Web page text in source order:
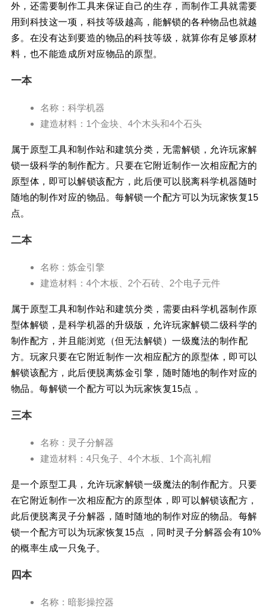
外，还需要制作工具来保证自己的生存，而制作工具就需要
用到科技这一项，科技等级越高，能解锁的各种物品也就越
多。在没有达到要造的物品的科技等级，就算你有足够原材
料，也不能造成所对应物品的原型。
一本
名称：科学机器
建造材料：1个金块、4个木头和4个石头
属于原型工具和制作站和建筑分类，无需解锁，允许玩家解
锁一级科学的制作配方。只要在它附近制作一次相应配方的
原型体，即可以解锁该配方，此后便可以脱离科学机器随时
随地的制作对应的物品。每解锁一个配方可以为玩家恢复15
点。
二本
名称：炼金引擎
建造材料：4个木板、2个石砖、2个电子元件
属于原型工具和制作站和建筑分类，需要由科学机器制作原
型体解锁，是科学机器的升级版，允许玩家解锁二级科学的
制作配方，并且能浏览（但无法解锁）一级魔法的制作配
方。玩家只要在它附近制作一次相应配方的原型体，即可以
解锁该配方，此后便脱离炼金引擎，随时随地的制作对应的
物品。每解锁一个配方可以为玩家恢复15点 。
三本
名称：灵子分解器
建造材料：4只兔子、4个木板、1个高礼帽
是一个原型工具，允许玩家解锁一级魔法的制作配方。只要
在它附近制作一次相应配方的原型体，即可以解锁该配方，
此后便脱离灵子分解器，随时随地的制作对应的物品。每解
锁一个配方可以为玩家恢复15点 ，同时灵子分解器会有10%
的概率生成一只兔子。
四本
名称：暗影操控器